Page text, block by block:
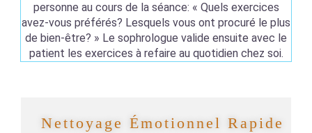
personne au cours de la séance: « Quels exercices
avez-vous préférés? Lesquels vous ont procuré le plus
de bien-être? » Le sophrologue valide ensuite avec le
patient les exercices à refaire au quotidien chez soi.
Nettoyage Émotionnel Rapide